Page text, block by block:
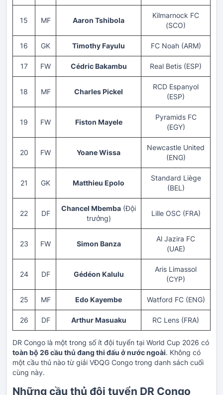
15 MF Aaron Tshibola
Kilmarnock FC
(SCO)
16 GK Timothy Fayulu FC Noah (ARM)
17 FW Cédric Bakambu Real Betis (ESP)
18 MF Charles Pickel
RCD Espanyol
(ESP)
19 FW Fiston Mayele
Pyramids FC
(EGY)
20 FW Yoane Wissa
Newcastle United
(ENG)
21 GK Matthieu Epolo
Standard Liège
(BEL)
22 DF
Chancel Mbemba (Đội
trưởng)
Lille OSC (FRA)
23 FW Simon Banza
Al Jazira FC
(UAE)
24 DF Gédéon Kalulu
Aris Limassol
(CYP)
25 MF Edo Kayembe Watford FC (ENG)
26 DF Arthur Masuaku RC Lens (FRA)
DR Congo là một trong số ít đội tuyển tại World Cup 2026 có
toàn bộ 26 cầu thủ đang thi đấu ở nước ngoài. Không có
một cầu thủ nào từ giải VĐQG Congo trong danh sách cuối
cùng này.
Những cầu thủ đội tuyển DR Congo